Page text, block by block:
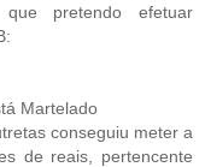
pretendo efetuar
Martelado
conseguiu meter a
de reais, pertencente